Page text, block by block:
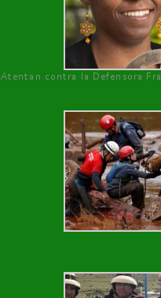
Atentan contra la Defensora